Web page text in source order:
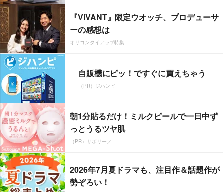
『VIVANT』限定ウオッチ、プロデューサ
ーの感想は
オリコンタイアップ特集
自販機にピッ！ですぐに買えちゃう
（PR）ジハンピ
朝1分貼るだけ！ミルクピールで一日中ず
っとうるツヤ肌
（PR）サボリーノ
2026年7月夏ドラマも、注目作＆話題作が
勢ぞろい！